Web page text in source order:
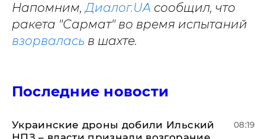
Напомним,Диалог.UA сообщил, что
ракета "Сармат" во время испытаний
взорвалась в шахте.
Последние новости
Украинские дроны добили Ильский
08:19